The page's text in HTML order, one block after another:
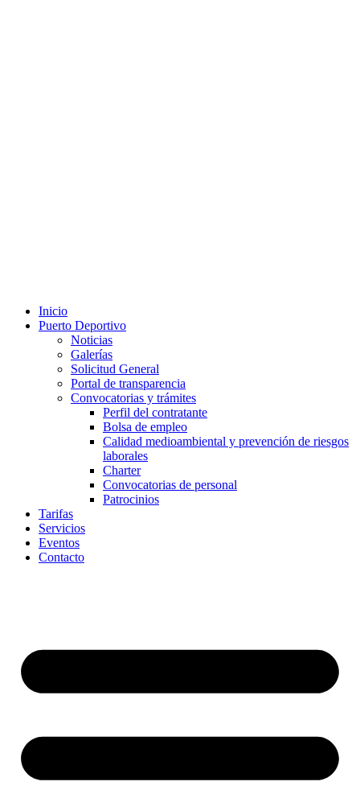
Inicio
Puerto Deportivo
Noticias
Galerías
Solicitud General
Portal de transparencia
Convocatorias y trámites
Perfil del contratante
Bolsa de empleo
Calidad medioambiental y prevención de riesgos
laborales
Charter
Convocatorias de personal
Patrocinios
Tarifas
Servicios
Eventos
Contacto